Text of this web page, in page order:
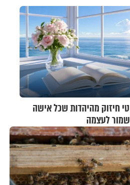
חיזוק מהיהדות שכל אישה
לעצמה